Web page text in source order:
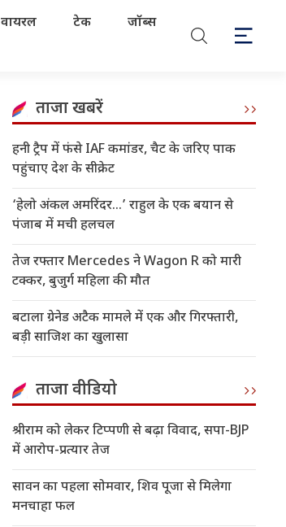
वायरल टेक जॉब्स
ताजा खबरें
हनी ट्रैप में फंसे IAF कमांडर, चैट के जरिए पाक
पहुंचाए देश के सीक्रेट
‘हेलो अंकल अमरिंदर...’ राहुल के एक बयान से
पंजाब में मची हलचल
तेज रफ्तार Mercedes ने Wagon R को मारी
टक्कर, बुजुर्ग महिला की मौत
बटाला ग्रेनेड अटैक मामले में एक और गिरफ्तारी,
बड़ी साजिश का खुलासा
ताजा वीडियो
श्रीराम को लेकर टिप्पणी से बढ़ा विवाद, सपा-BJP
में आरोप-प्रत्यार तेज
सावन का पहला सोमवार, शिव पूजा से मिलेगा
मनचाहा फल